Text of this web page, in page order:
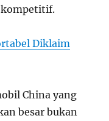
kompetitif.
Diklaim
China yang
besar bukan